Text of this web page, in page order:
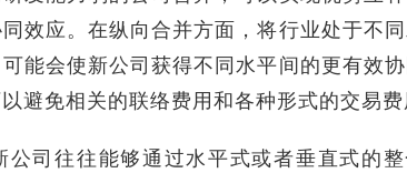
效应。在纵向合并方面，将行业处于不
能会使新公司获得不同水平间的更有效协
避免相关的联络费用和各种形式的交易费
公司往往能够通过水平式或者垂直式的